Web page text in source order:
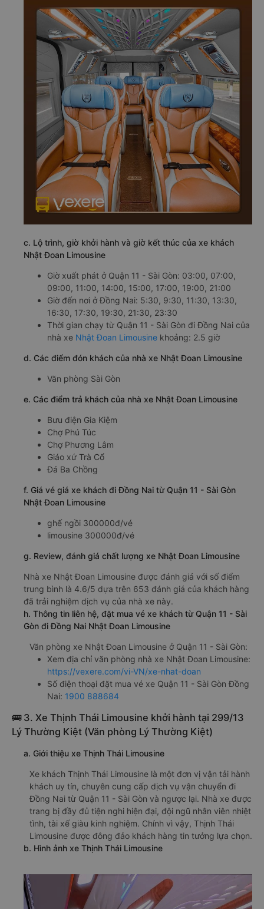
c. Lộ trình, giờ khởi hành và giờ kết thúc của xe khách
Nhật Đoan Limousine
Giờ xuất phát ở Quận 11 - Sài Gòn: 03:00, 07:00,
09:00, 11:00, 14:00, 15:00, 17:00, 19:00, 21:00
Giờ đến nơi ở Đồng Nai: 5:30, 9:30, 11:30, 13:30,
16:30, 17:30, 19:30, 21:30, 23:30
Thời gian chạy từ Quận 11 - Sài Gòn đi Đồng Nai của
nhà xe Nhật Đoan Limousine khoảng: 2.5 giờ
d. Các điểm đón khách của nhà xe Nhật Đoan Limousine
Văn phòng Sài Gòn
e. Các điểm trả khách của nhà xe Nhật Đoan Limousine
Bưu điện Gia Kiệm
Chợ Phú Túc
Chợ Phương Lâm
Giáo xứ Trà Cổ
Đá Ba Chồng
f. Giá vé giá xe khách đi Đồng Nai từ Quận 11 - Sài Gòn
Nhật Đoan Limousine
ghế ngồi 300000đ/vé
limousine 300000đ/vé
g. Review, đánh giá chất lượng xe Nhật Đoan Limousine
Nhà xe Nhật Đoan Limousine được đánh giá với số điểm
trung bình là 4.6/5 dựa trên 653 đánh giá của khách hàng
đã trải nghiệm dịch vụ của nhà xe này.
h. Thông tin liên hệ, đặt mua vé xe khách từ Quận 11 - Sài
Gòn đi Đồng Nai Nhật Đoan Limousine
Văn phòng xe Nhật Đoan Limousine ở Quận 11 - Sài Gòn:
Xem địa chỉ văn phòng nhà xe Nhật Đoan Limousine:
https://vexere.com/vi-VN/xe-nhat-doan
Số điện thoại đặt mua vé xe Quận 11 - Sài Gòn Đồng
Nai: 1900 888684
🚌 3. Xe Thịnh Thái Limousine khởi hành tại 299/13
Lý Thường Kiệt (Văn phòng Lý Thường Kiệt)
a. Giới thiệu xe Thịnh Thái Limousine
Xe khách Thịnh Thái Limousine là một đơn vị vận tải hành
khách uy tín, chuyên cung cấp dịch vụ vận chuyển đi
Đồng Nai từ Quận 11 - Sài Gòn và ngược lại. Nhà xe được
trang bị đầy đủ tiện nghi hiện đại, đội ngũ nhân viên nhiệt
tình, tài xế giàu kinh nghiệm. Chính vì vậy, Thịnh Thái
Limousine được đông đảo khách hàng tin tưởng lựa chọn.
b. Hình ảnh xe Thịnh Thái Limousine